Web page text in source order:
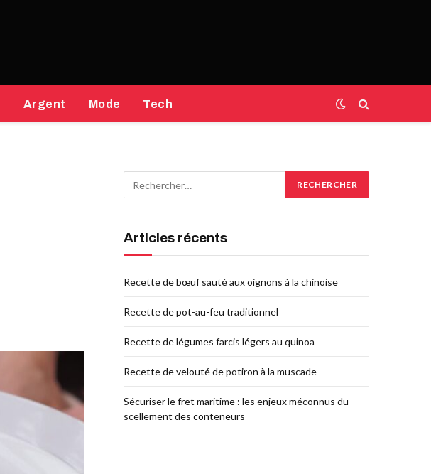
Argent Mode Tech
Articles récents
Recette de bœuf sauté aux oignons à la chinoise
Recette de pot-au-feu traditionnel
Recette de légumes farcis légers au quinoa
Recette de velouté de potiron à la muscade
Sécuriser le fret maritime : les enjeux méconnus du
scellement des conteneurs